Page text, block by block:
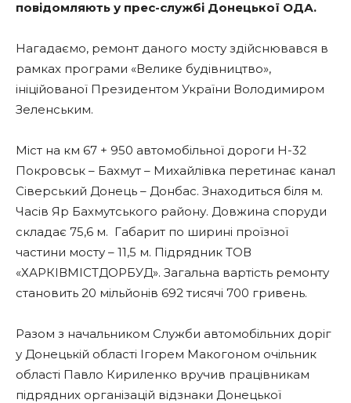
повідомляють у прес-службі Донецької ОДА.
Нагадаємо, ремонт даного мосту здійснювався в
рамках програми «Велике будівництво»,
ініційованої Президентом України Володимиром
Зеленським.
Міст на км 67 + 950 автомобільної дороги Н-32
Покровськ – Бахмут – Михайлівка перетинає канал
Сіверський Донець – Донбас. Знаходиться біля м.
Часів Яр Бахмутського району. Довжина споруди
складає 75,6 м. Габарит по ширині проїзної
частини мосту – 11,5 м. Підрядник ТОВ
«ХАРКІВМІСТДОРБУД». Загальна вартість ремонту
становить 20 мільйонів 692 тисячі 700 гривень.
Разом з начальником Служби автомобільних доріг
у Донецькій області Ігорем Макогоном очільник
області Павло Кириленко вручив працівникам
підрядних організацій відзнаки Донецької